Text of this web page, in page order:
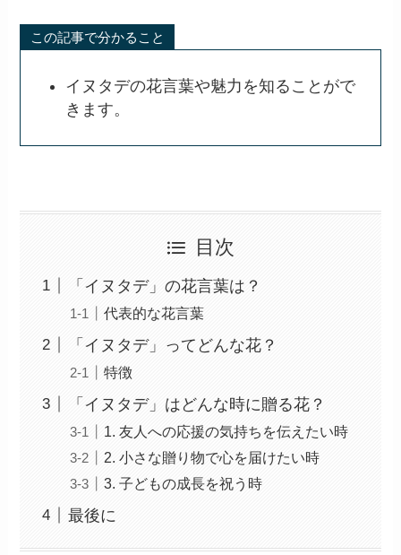
この記事で分かること
イヌタデの花言葉や魅力を知ることがで
きます。
目次
「イヌタデ」の花言葉は？
代表的な花言葉
「イヌタデ」ってどんな花？
特徴
「イヌタデ」はどんな時に贈る花？
1. 友人への応援の気持ちを伝えたい時
2. 小さな贈り物で心を届けたい時
3. 子どもの成長を祝う時
最後に